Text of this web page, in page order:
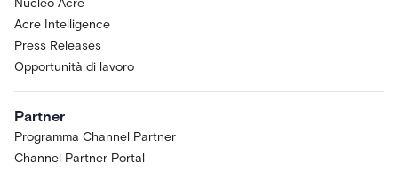
Nucleo Acre
Acre Intelligence
Press Releases
Opportunità di lavoro
Partner
Programma Channel Partner
Channel Partner Portal